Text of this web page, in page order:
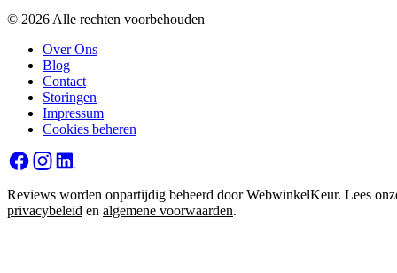
© 2026 Alle rechten voorbehouden
Over Ons
Blog
Contact
Storingen
Impressum
Cookies beheren
Reviews worden onpartijdig beheerd door WebwinkelKeur. Lees
privacybeleid en algemene voorwaarden.